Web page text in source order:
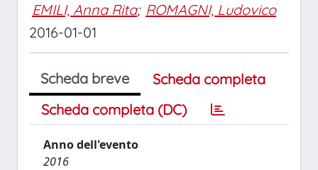
EMILI, Anna Rita; ROMAGNI, Ludovico
2016-01-01
Scheda breve
Scheda completa
Scheda completa (DC)
Anno dell'evento
2016